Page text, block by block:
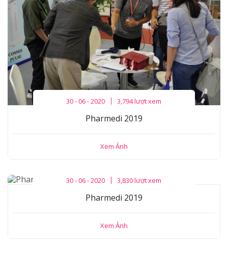
30 - 06 - 2020 3,794 lượt xem
Pharmedi 2019
Xem Ảnh
30 - 06 - 2020 3,830 lượt xem
Pharmedi 2019
Xem Ảnh